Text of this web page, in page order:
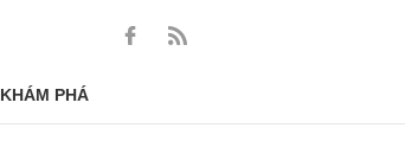
KHÁM PHÁ